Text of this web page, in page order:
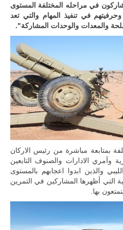
في مراحله المختلفة المستوى
وحرفيتهم في تنفيذ المهام والتي تعد
والمعدات والوحدات المشاركة".
بمتابعة مباشرة من رئيس الاركان
وآمري الادارات والصنوف التابعين
والذين ابدوا اعجابهم بالمستوى
التي أظهرها المشاركين في التمرين
بها.